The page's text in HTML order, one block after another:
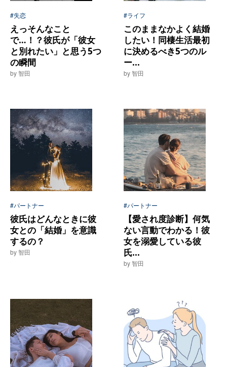
#失恋
えっそんなこと
で…！？彼氏が「彼女
と別れたい」と思う5つ
の瞬間
by 智田
#ライフ
このままなかよく結婚
したい！同棲生活最初
に決めるべき5つのル
ー...
by 智田
#パートナー
彼氏はどんなときに彼
女との「結婚」を意識
するの？
by 智田
#パートナー
【愛され度診断】何気
ない言動でわかる！彼
女を溺愛している彼
氏...
by 智田